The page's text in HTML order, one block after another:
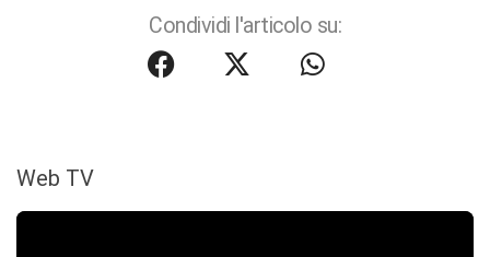
Condividi l'articolo su:
Web TV